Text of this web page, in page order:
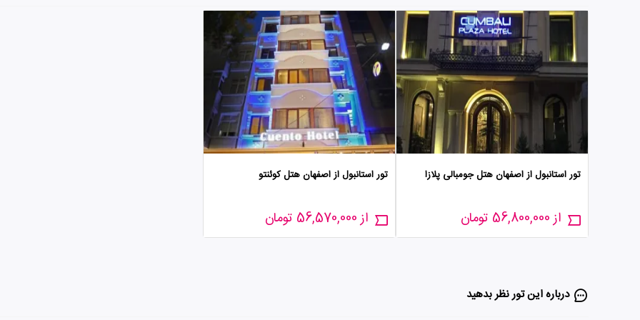
تور استانبول از اصفهان هتل جومبالی پلازا
از 56,800,000 تومان
تور استانبول از اصفهان هتل کوئنتو
از 56,570,000 تومان
درباره این تور‌ نظر بدهید